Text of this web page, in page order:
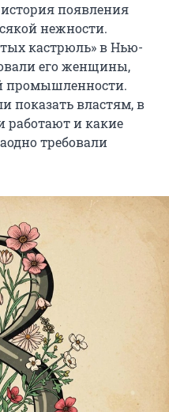
появления
нежности.
кастрюль» в Нью-
его женщины,
промышленности.
показать властям, в
работают и какие
требовали